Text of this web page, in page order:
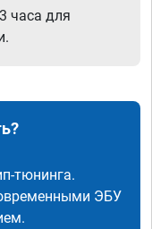
часа для
тюнинга.
ЭБУ